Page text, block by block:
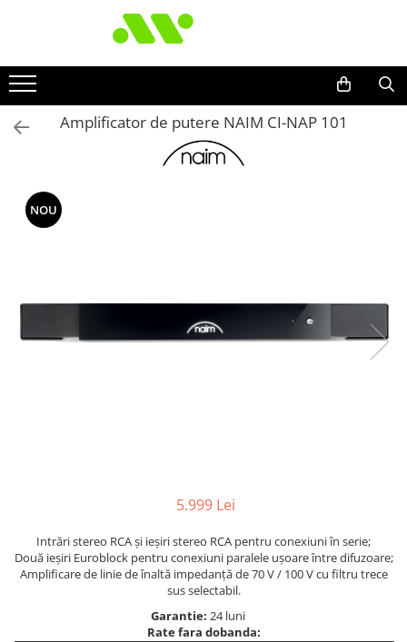
Amplificator de putere NAIM CI-NAP 101
NOU
5.999 Lei
Intrări stereo RCA și ieșiri stereo RCA pentru conexiuni în serie;
Două ieșiri Euroblock pentru conexiuni paralele ușoare între difuzoare;
Amplificare de linie de înaltă impedanță de 70 V / 100 V cu filtru trece
sus selectabil.
Garantie: 24 luni
Rate fara dobanda: